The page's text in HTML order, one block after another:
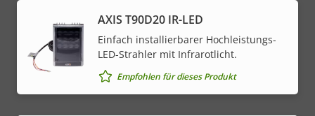
AXIS T90D20 IR-LED
Einfach installierbarer Hochleistungs-
LED-Strahler mit Infrarotlicht.
Empfohlen für dieses Produkt